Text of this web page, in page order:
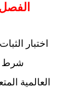
اختبار
شرط
العالمية